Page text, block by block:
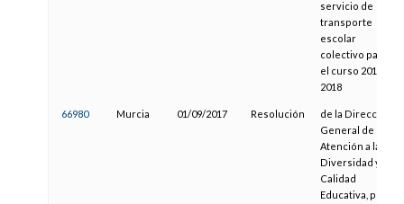
servicio de
transporte
escolar
colectivo para
el curso 2017-
2018
66980 Murcia 01/09/2017 Resolución
de la Dirección
General de
Atención a la
Diversidad y
Calidad
Educativa, por la